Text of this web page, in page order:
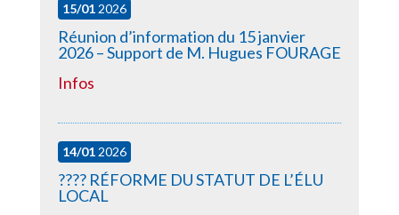
15/012026
Réunion d’information du 15 janvier
2026 – Support de M. Hugues FOURAGE
Infos
14/012026
????️ RÉFORME DU STATUT DE L’ÉLU
LOCAL